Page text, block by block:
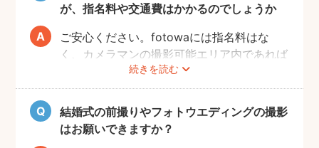
が、指名料や交通費はかかるのでしょうか
続きを読む
ご安心ください。fotowaには指名料はな
く、カメラマンの撮影可能エリア内であれば
交通費も一切かかりません。
自己PRやポートフォリオから、お好きなプ
ロのフォトグラファーをじっくりと選べるの
で、お二人とも安心して撮影することができ
ます。
結婚式の前撮りやフォトウエディングの撮影
はお願いできますか？